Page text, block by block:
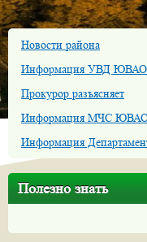
Новости района
Информация УВД ЮВАО
Прокурор разъясняет
Информация МЧС
Информация
Полезно знать